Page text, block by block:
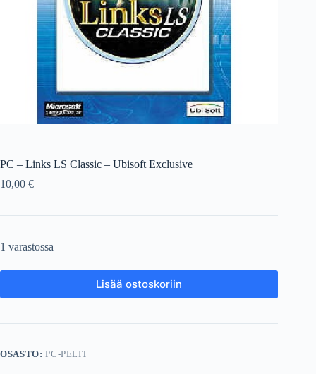
PC – Links LS Classic – Ubisoft Exclusive
10,00 €
1 varastossa
Lisää ostoskoriin
OSASTO:PC-PELIT